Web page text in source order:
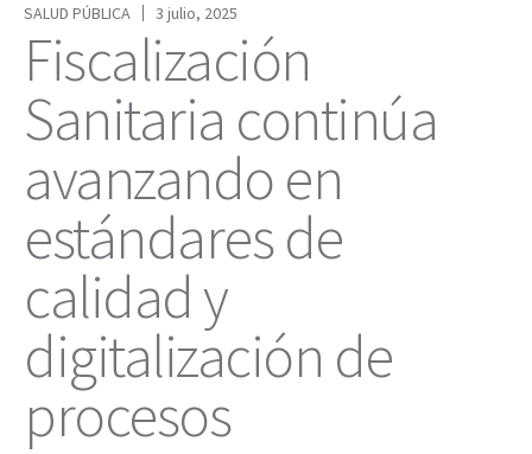
SALUD PÚBLICA
3 julio, 2025
Fiscalización
Sanitaria continúa
avanzando en
estándares de
calidad y
digitalización de
procesos